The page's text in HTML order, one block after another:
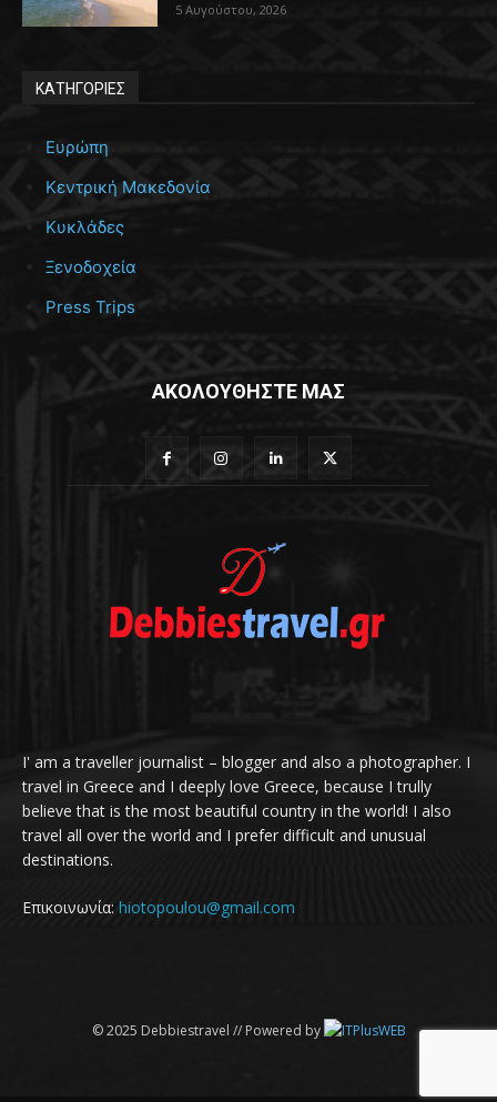
5 Αυγούστου, 2026
ΚΑΤΗΓΟΡΙΕΣ
Ευρώπη
Κεντρική Μακεδονία
Κυκλάδες
Ξενοδοχεία
Press Trips
ΑΚΟΛΟΥΘΗΣΤΕ ΜΑΣ
I' am a traveller journalist – blogger and also a photographer. I
travel in Greece and I deeply love Greece, because I trully
believe that is the most beautiful country in the world! I also
travel all over the world and I prefer difficult and unusual
destinations.
Επικοινωνία: hiotopoulou@gmail.com
© 2025 Debbiestravel // Powered by